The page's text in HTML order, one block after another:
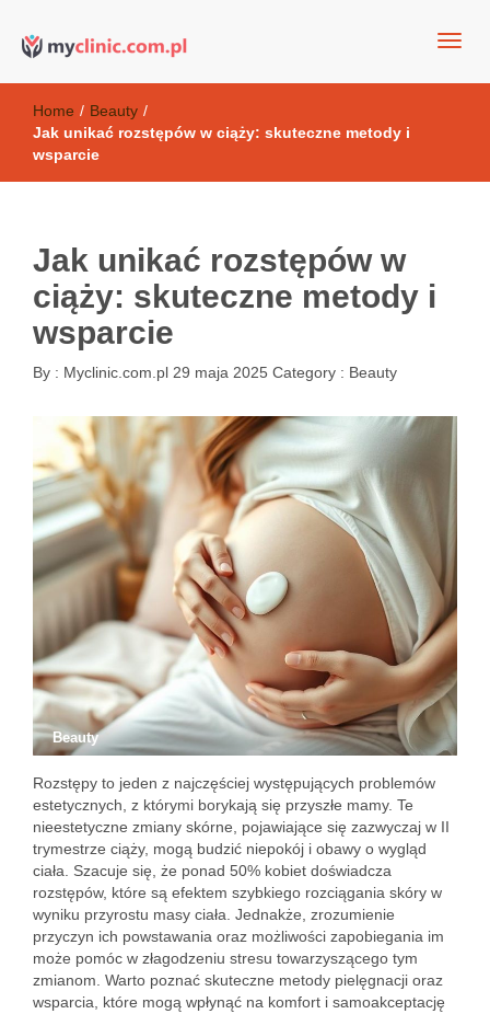
Kosmetyki antyoksydacyjne
Home / Beauty /
Jak unikać rozstępów w ciąży: skuteczne metody i
wsparcie
Jak unikać rozstępów w
ciąży: skuteczne metody i
wsparcie
By : Myclinic.com.pl 29 maja 2025 Category : Beauty
Beauty
Rozstępy to jeden z najczęściej występujących problemów
estetycznych, z którymi borykają się przyszłe mamy. Te
nieestetyczne zmiany skórne, pojawiające się zazwyczaj w II
trymestrze ciąży, mogą budzić niepokój i obawy o wygląd
ciała. Szacuje się, że ponad 50% kobiet doświadcza
rozstępów, które są efektem szybkiego rozciągania skóry w
wyniku przyrostu masy ciała. Jednakże, zrozumienie
przyczyn ich powstawania oraz możliwości zapobiegania im
może pomóc w złagodzeniu stresu towarzyszącego tym
zmianom. Warto poznać skuteczne metody pielęgnacji oraz
wsparcia, które mogą wpłynąć na komfort i samoakceptację